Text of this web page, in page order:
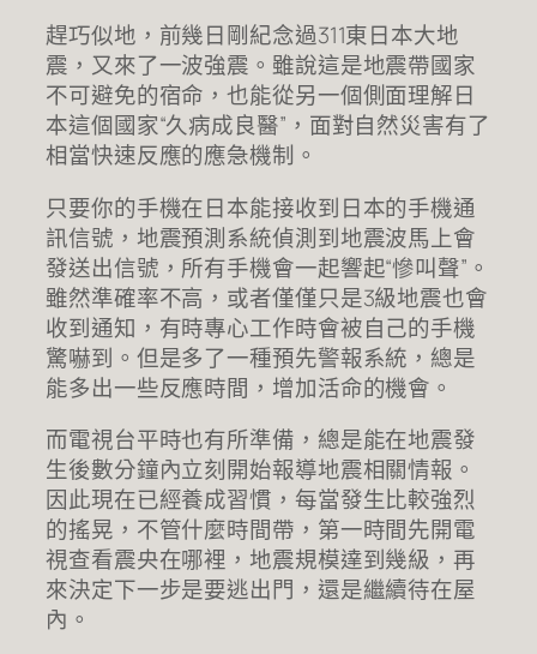
趕巧似地，前幾日剛紀念過311東日本大地
震，又來了一波強震。雖說這是地震帶國家
不可避免的宿命，也能從另一個側面理解日
本這個國家“久病成良醫”，面對自然災害有了
相當快速反應的應急機制。
只要你的手機在日本能接收到日本的手機通
訊信號，地震預測系統偵測到地震波馬上會
發送出信號，所有手機會一起響起“慘叫聲”。
雖然準確率不高，或者僅僅只是3級地震也會
收到通知，有時專心工作時會被自己的手機
驚嚇到。但是多了一種預先警報系統，總是
能多出一些反應時間，增加活命的機會。
而電視台平時也有所準備，總是能在地震發
生後數分鐘內立刻開始報導地震相關情報。
因此現在已經養成習慣，每當發生比較強烈
的搖晃，不管什麼時間帶，第一時間先開電
視查看震央在哪裡，地震規模達到幾級，再
來決定下一步是要逃出門，還是繼續待在屋
內。